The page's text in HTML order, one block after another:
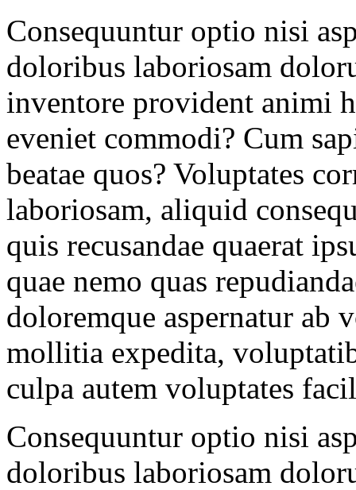
Consequuntur optio nisi
doloribus laboriosam
inventore provident animi
eveniet commodi? Cum
beatae quos? Voluptates
laboriosam, aliquid
quis recusandae quaerat
quae nemo quas
doloremque aspernatur ab
mollitia expedita,
culpa autem voluptates
Consequuntur optio nisi
doloribus laboriosam